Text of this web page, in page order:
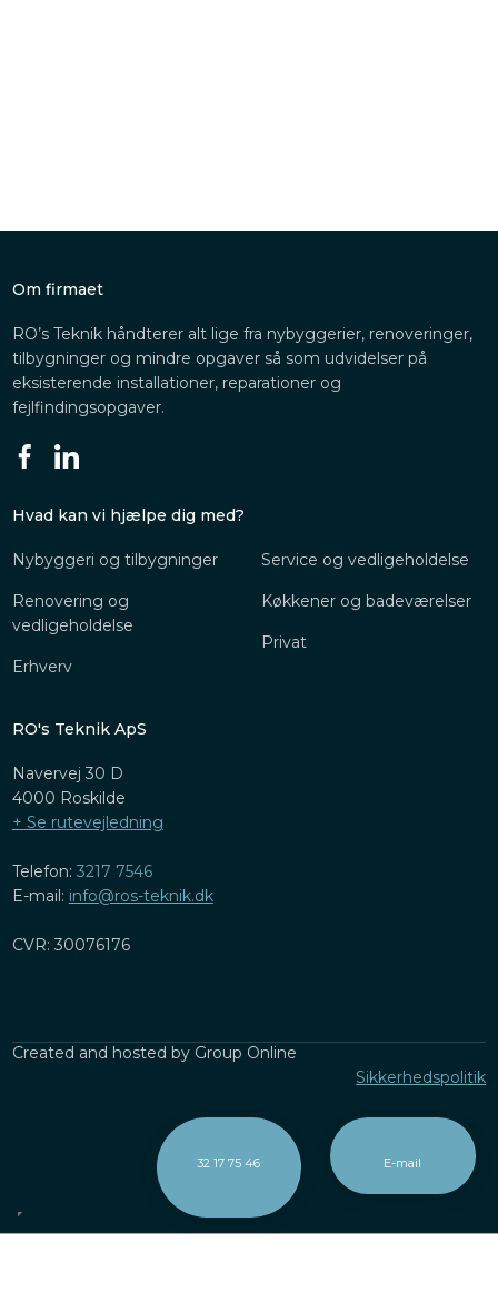
32 17 75 46 E-mail
Om firmaet
RO’s Teknik håndterer alt lige fra nybyggerier, renoveringer,
tilbygninger og mindre opgaver så som udvidelser på
eksisterende installationer, reparationer og
fejlfindingsopgaver.
Hvad kan vi hjælpe dig med?
Nybyggeri og tilbygninger
Renovering og
vedligeholdelse
Erhverv
Service og vedligeholdelse
Køkkener og badeværelser
Privat
RO's Teknik ApS
​​Navervej 30 D
4000 Roskilde
​+ Se rutevejledning
Telefon: 3217 7546
E-mail: info@ros-teknik.dk
CVR: 30076176
Created and hosted by Group Online
Sikkerhedspolitik